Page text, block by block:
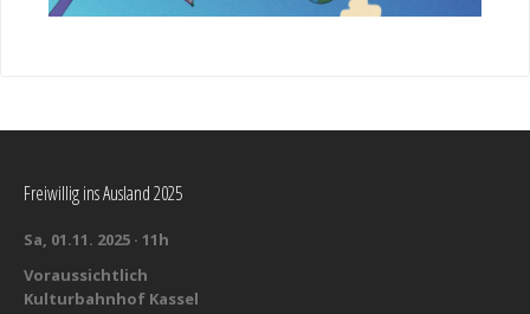
Freiwillig ins Ausland 2025
Sa, 01.11. 2025 · 11h
Voraussichtlich
Kulturbahnhof Kassel